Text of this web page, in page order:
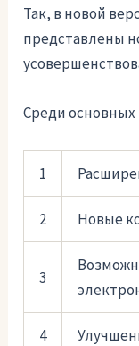
Так, в новой
представлены
Среди
1
2 Новые
3
4